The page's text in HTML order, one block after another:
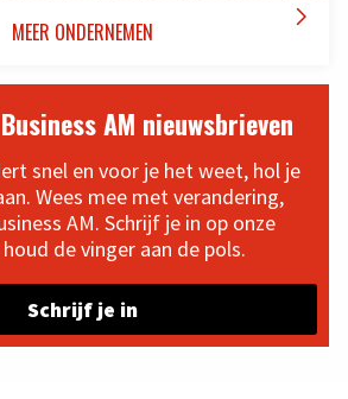
MEER ONDERNEMEN 
AM nieuwsbrieven
snel en voor je het weet, hol je
Wees mee met verandering,
AM. Schrijf je in op onze
de vinger aan de pols.
Schrijf je in